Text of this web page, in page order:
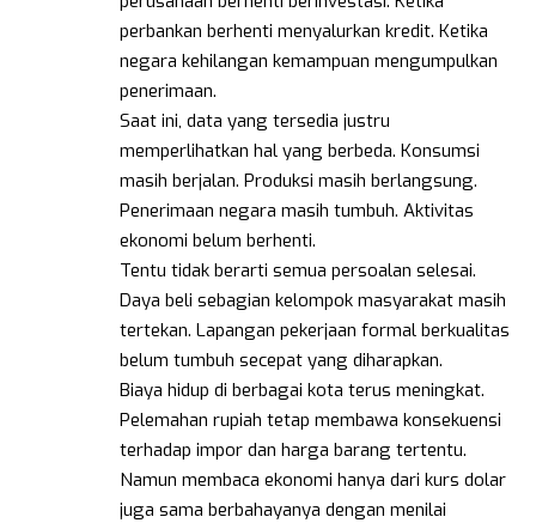
perbankan berhenti menyalurkan kredit. Ketika
negara kehilangan kemampuan mengumpulkan
penerimaan.
Saat ini, data yang tersedia justru
memperlihatkan hal yang berbeda. Konsumsi
masih berjalan. Produksi masih berlangsung.
Penerimaan negara masih tumbuh. Aktivitas
ekonomi belum berhenti.
Tentu tidak berarti semua persoalan selesai.
Daya beli sebagian kelompok masyarakat masih
tertekan. Lapangan pekerjaan formal berkualitas
belum tumbuh secepat yang diharapkan.
Biaya hidup di berbagai kota terus meningkat.
Pelemahan rupiah tetap membawa konsekuensi
terhadap impor dan harga barang tertentu.
Namun membaca ekonomi hanya dari kurs dolar
juga sama berbahayanya dengan menilai